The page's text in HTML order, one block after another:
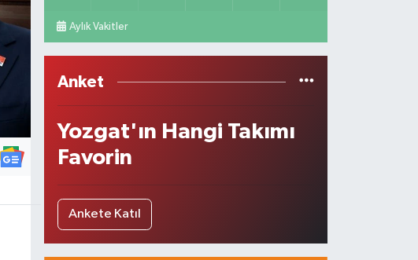
Aylık Vakitler
Anket
Yozgat'ın Hangi Takımı
Favorin
Ankete Katıl